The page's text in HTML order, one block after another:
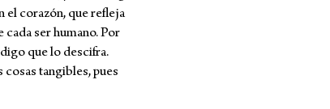
el corazón, que refleja
ser humano. Por
que lo descifra.
tangibles, pues